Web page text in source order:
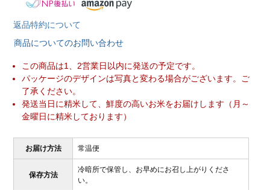
返品特約について
商品についてのお問い合わせ
この商品は1、2営業日以内に発送の予定です。
パッケージのデザインは写真と変わる場合がございます。ご
了承ください。
発送当日に精米して、鮮度の高いお米をお届けします（月～
金曜日に精米しております）
お届け方法 常温便
保存方法
冷暗所で保管し、お早めにお召し上がりくださ
い。